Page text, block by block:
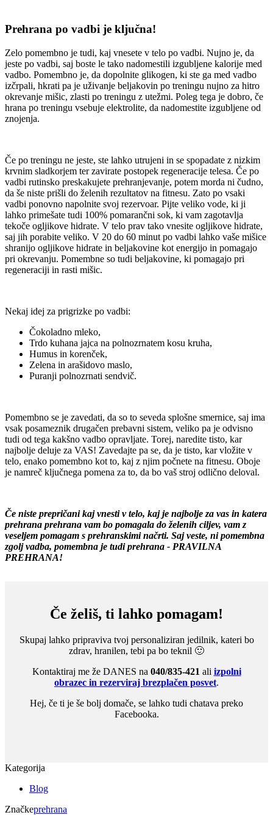
Prehrana po vadbi je ključna!
Zelo pomembno je tudi, kaj vnesete v telo po vadbi. Nujno je, da
jeste po vadbi, saj boste le tako nadomestili izgubljene kalorije med
vadbo. Pomembno je, da dopolnite glikogen, ki ste ga med vadbo
izčrpali, hkrati pa je uživanje beljakovin po treningu nujno za hitro
okrevanje mišic, zlasti po treningu z utežmi. Poleg tega je dobro, če
hrana po treningu vsebuje elektrolite, da nadomestite izgubljene od
znojenja.
Če po treningu ne jeste, ste lahko utrujeni in se spopadate z nizkim
krvnim sladkorjem ter zavirate postopek regeneracije telesa. Če po
vadbi rutinsko preskakujete prehranjevanje, potem morda ni čudno,
da še niste prišli do želenih rezultatov na fitnesu. Zato po vsaki
vadbi ponovno napolnite svoj rezervoar. Pijte veliko vode, ki ji
lahko primešate tudi 100% pomarančni sok, ki vam zagotavlja
tekoče ogljikove hidrate. V telo prav tako vnesite ogljikove hidrate,
saj jih porabite veliko. V 20 do 60 minut po vadbi lahko vaše mišice
shranijo ogljikove hidrate in beljakovine kot energijo in pomagajo
pri okrevanju. Pomembne so tudi beljakovine, ki pomagajo pri
regeneraciji in rasti mišic.
Nekaj idej za prigrizke po vadbi:
Čokoladno mleko,
Trdo kuhana jajca na polnozrnatem kosu kruha,
Humus in korenček,
Zelena in arašidovo maslo,
Puranji polnozrnati sendvič.
Pomembno se je zavedati, da so to seveda splošne smernice, saj ima
vsak posameznik drugačen prebavni sistem, veliko pa je odvisno
tudi od tega kakšno vadbo opravljate. Torej, naredite tisto, kar
najbolje deluje za VAS! Zavedajte pa se, da je tisto, kar vložite v
telo, enako pomembno kot to, kaj z njim počnete na fitnesu. Oboje
je namreč ključnega pomena za to, da bo vaš stroj odlično deloval.
Če niste prepričani kaj vnesti v telo, kaj je najbolje za vas in katera
prehrana prehrana vam bo pomagala do želenih ciljev, vam z
veseljem pomagam s prehranskimi načrti. Saj veste, ni pomembna
zgolj vadba, pomembna je tudi prehrana - PRAVILNA
PREHRANA!
Če želiš, ti lahko pomagam!
Skupaj lahko pripraviva tvoj personaliziran jedilnik, kateri bo
zdrav, hranilen, tebi pa bo teknil 🙂
Kontaktiraj me že DANES na 040/835-421 ali izpolni
obrazec in rezerviraj brezplačen posvet.
Hej, če ti je še bolj domače, se lahko tudi chatava preko
Facebooka.
Kategorija
Blog
Značkeprehrana